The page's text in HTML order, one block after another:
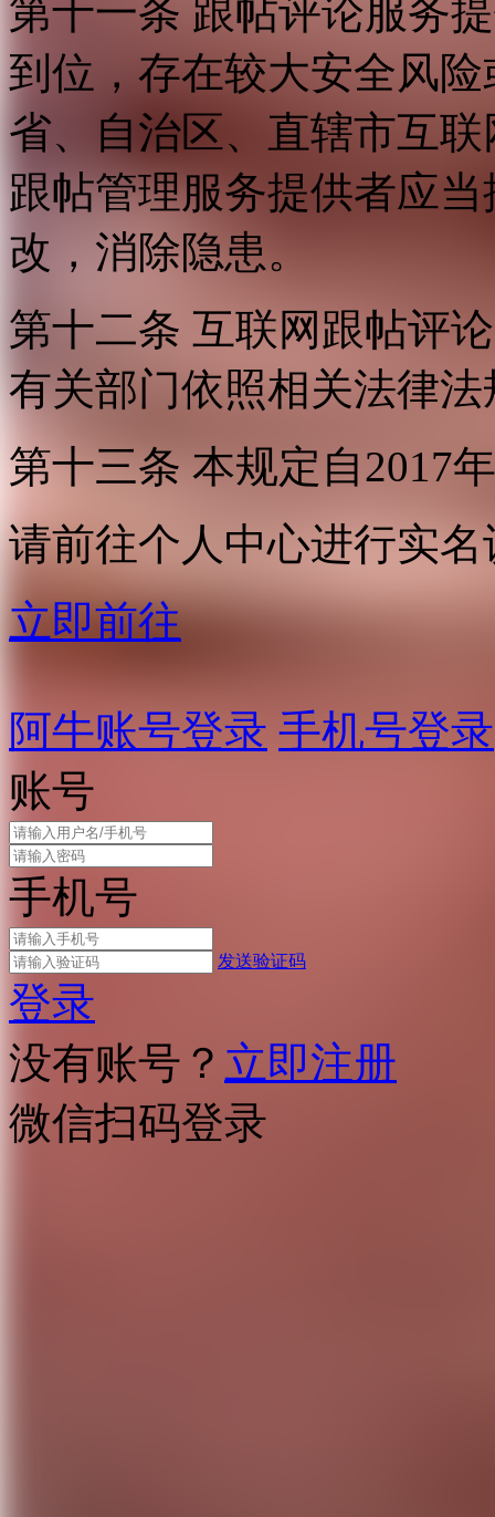
第十一条 跟帖评论服务
到位，存在较大安全风
省、自治区、直辖市互
跟帖管理服务提供者应
改，消除隐患。
第十二条 互联网跟帖评
有关部门依照相关法律
第十三条 本规定自2017
请前往个人中心进行实名
立即前往
阿牛账号登录 手机号登录
账号
手机号
发送验证码
登录
没有账号？ 立即注册
微信扫码登录